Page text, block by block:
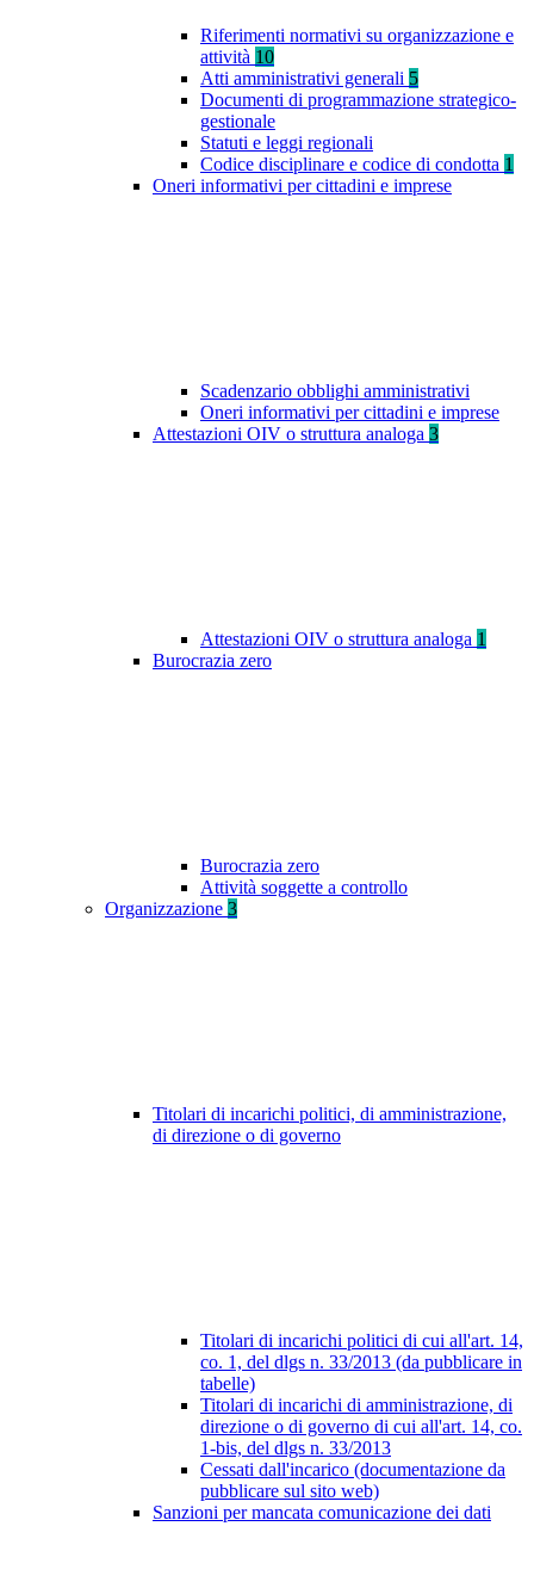
Riferimenti normativi su organizzazione e
attività 10
Atti amministrativi generali 5
Documenti di programmazione strategico-
gestionale
Statuti e leggi regionali
Codice disciplinare e codice di condotta 1
Oneri informativi per cittadini e imprese
Scadenzario obblighi amministrativi
Oneri informativi per cittadini e imprese
Attestazioni OIV o struttura analoga 3
Attestazioni OIV o struttura analoga 1
Burocrazia zero
Burocrazia zero
Attività soggette a controllo
Organizzazione 3
Titolari di incarichi politici, di amministrazione,
di direzione o di governo
Titolari di incarichi politici di cui all'art. 14,
co. 1, del dlgs n. 33/2013 (da pubblicare in
tabelle)
Titolari di incarichi di amministrazione, di
direzione o di governo di cui all'art. 14, co.
1-bis, del dlgs n. 33/2013
Cessati dall'incarico (documentazione da
pubblicare sul sito web)
Sanzioni per mancata comunicazione dei dati